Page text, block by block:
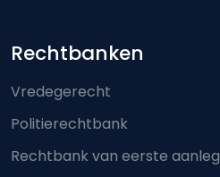
Footer-menu
Rechtbanken
Vredegerecht
Politierechtbank
Rechtbank van eerste aanleg